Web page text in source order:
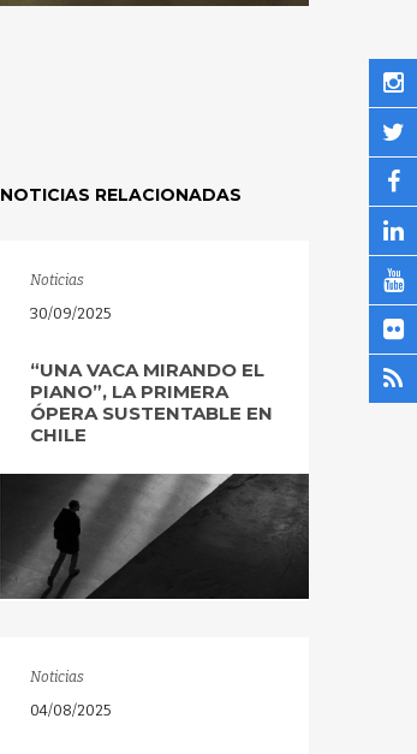
NOTICIAS RELACIONADAS
Noticias
30/09/2025
“UNA VACA MIRANDO EL
PIANO”, LA PRIMERA
ÓPERA SUSTENTABLE EN
CHILE
Noticias
04/08/2025